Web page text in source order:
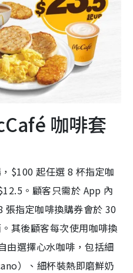
咖啡套
$100 起任選 8 杯指定咖
。顧客只需於 App 內
張指定咖啡換購券會於 30
其後顧客每次使用咖啡換
由選擇心水咖啡，包括細
）、細杯裝熱即磨鮮奶